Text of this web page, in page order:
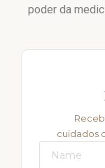
poder da
cuidados